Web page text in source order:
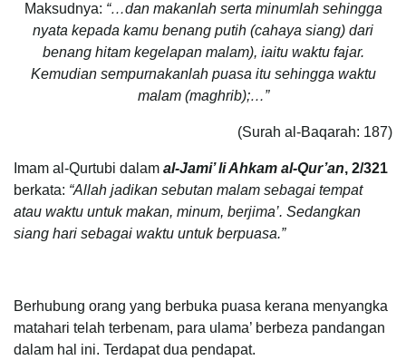
Maksudnya: “…dan makanlah serta minumlah sehingga
nyata kepada kamu benang putih (cahaya siang) dari
benang hitam kegelapan malam), iaitu waktu fajar.
Kemudian sempurnakanlah puasa itu sehingga waktu
malam (maghrib);…”
(Surah al-Baqarah: 187)
Imam al-Qurtubi dalam al-Jami’ li Ahkam al-Qur’an, 2/321
berkata: “Allah jadikan sebutan malam sebagai tempat
atau waktu untuk makan, minum, berjima’. Sedangkan
siang hari sebagai waktu untuk berpuasa.”
Berhubung orang yang berbuka puasa kerana menyangka
matahari telah terbenam, para ulama’ berbeza pandangan
dalam hal ini. Terdapat dua pendapat.